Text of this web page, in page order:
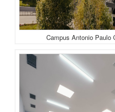
Campus Antonio Paulo